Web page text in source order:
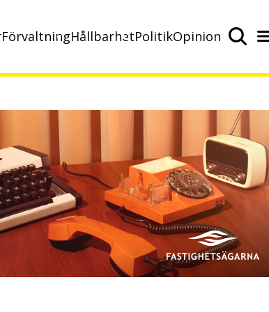
FörvaltningHållbarhetPolitikOpinion